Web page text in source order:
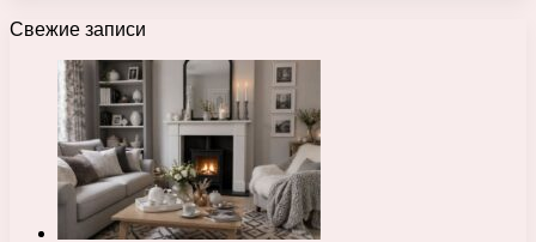
Свежие записи